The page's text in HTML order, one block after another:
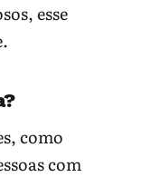
esse
como
com